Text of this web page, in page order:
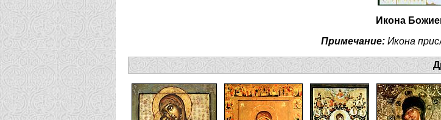
Икона
Примечание: Икона